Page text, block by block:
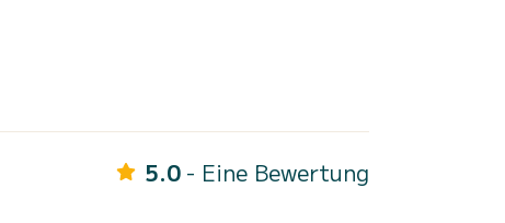
5.0 - Eine Bewertung